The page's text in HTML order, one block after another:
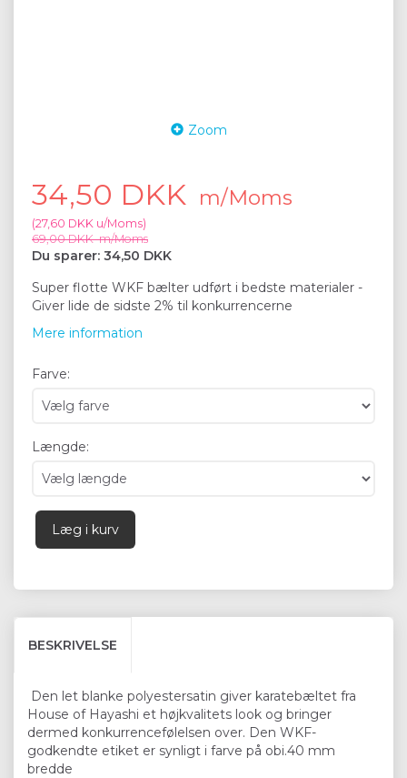
Zoom
34,50 DKK m/Moms
(27,60 DKK u/Moms)
69,00 DKKm/Moms
Du sparer: 34,50 DKK
Super flotte WKF bælter udført i bedste materialer -
Giver lide de sidste 2% til konkurrencerne
Mere information
Farve:
Længde:
Læg i kurv
BESKRIVELSE
Den let blanke polyestersatin giver karatebæltet fra
House of Hayashi et højkvalitets look og bringer
dermed konkurrencefølelsen over. Den WKF-
godkendte etiket er synligt i farve på obi.40 mm
bredde